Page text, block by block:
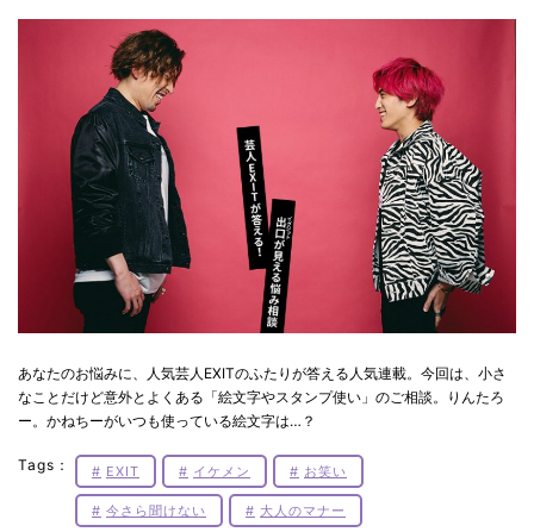
あなたのお悩みに、人気芸人EXITのふたりが答える人気連載。今回は、小さ
なことだけど意外とよくある「絵文字やスタンプ使い」のご相談。りんたろ
ー。かねちーがいつも使っている絵文字は…？
Tags： EXIT イケメン お笑い
今さら聞けない 大人のマナー